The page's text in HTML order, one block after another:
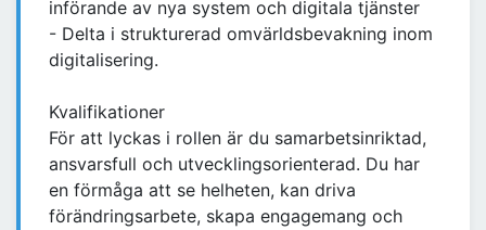
införande av nya system och digitala tjänster
- Delta i strukturerad omvärldsbevakning inom
digitalisering.
Kvalifikationer
För att lyckas i rollen är du samarbetsinriktad,
ansvarsfull och utvecklingsorienterad. Du har
en förmåga att se helheten, kan driva
förändringsarbete, skapa engagemang och